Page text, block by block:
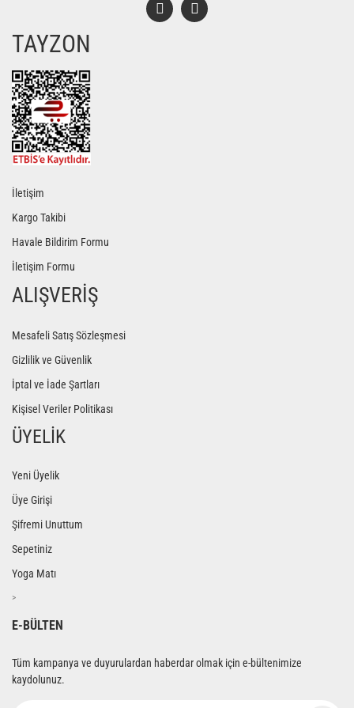
TAYZON
İletişim
Kargo Takibi
Havale Bildirim Formu
İletişim Formu
ALIŞVERİŞ
Mesafeli Satış Sözleşmesi
Gizlilik ve Güvenlik
İptal ve İade Şartları
Kişisel Veriler Politikası
ÜYELİK
Yeni Üyelik
Üye Girişi
Şifremi Unuttum
Sepetiniz
Yoga Matı
>
E-BÜLTEN
Tüm kampanya ve duyurulardan haberdar olmak için e-bültenimize
kaydolunuz.